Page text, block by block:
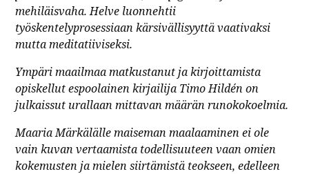
mehiläisvaha. Helve luonnehtii
työskentelyprosessiaan kärsivällisyyttä vaativaksi
mutta meditatiiviseksi.
Ympäri maailmaa matkustanut ja kirjoittamista
opiskellut espoolainen kirjailija Timo Hildén on
julkaissut urallaan mittavan määrän runokokoelmia.
Maaria Märkälälle maiseman maalaaminen ei ole
vain kuvan vertaamista todellisuuteen vaan omien
kokemusten ja mielen siirtämistä teokseen, edelleen